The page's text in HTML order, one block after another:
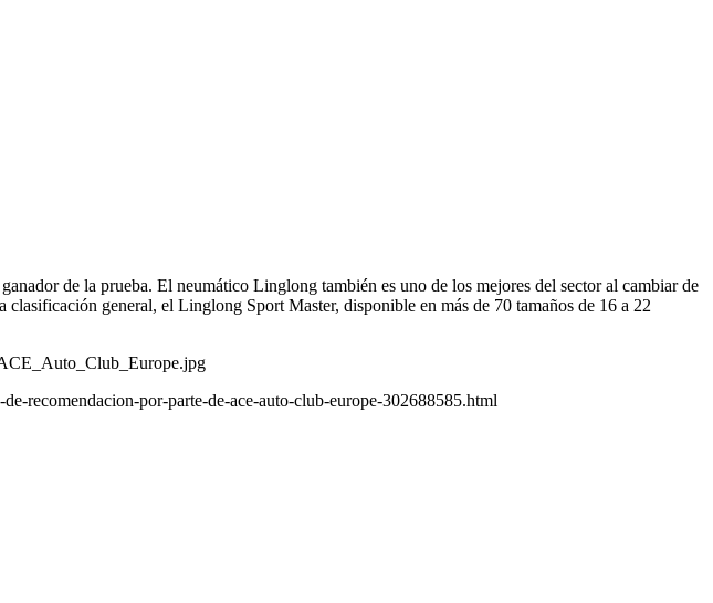
de la prueba. El neumático Linglong también es uno de los mejores del sector al cambiar de
general, el Linglong Sport Master, disponible en más de 70 tamaños de 16 a 22
recomendacion-por-parte-de-ace-auto-club-europe-302688585.html